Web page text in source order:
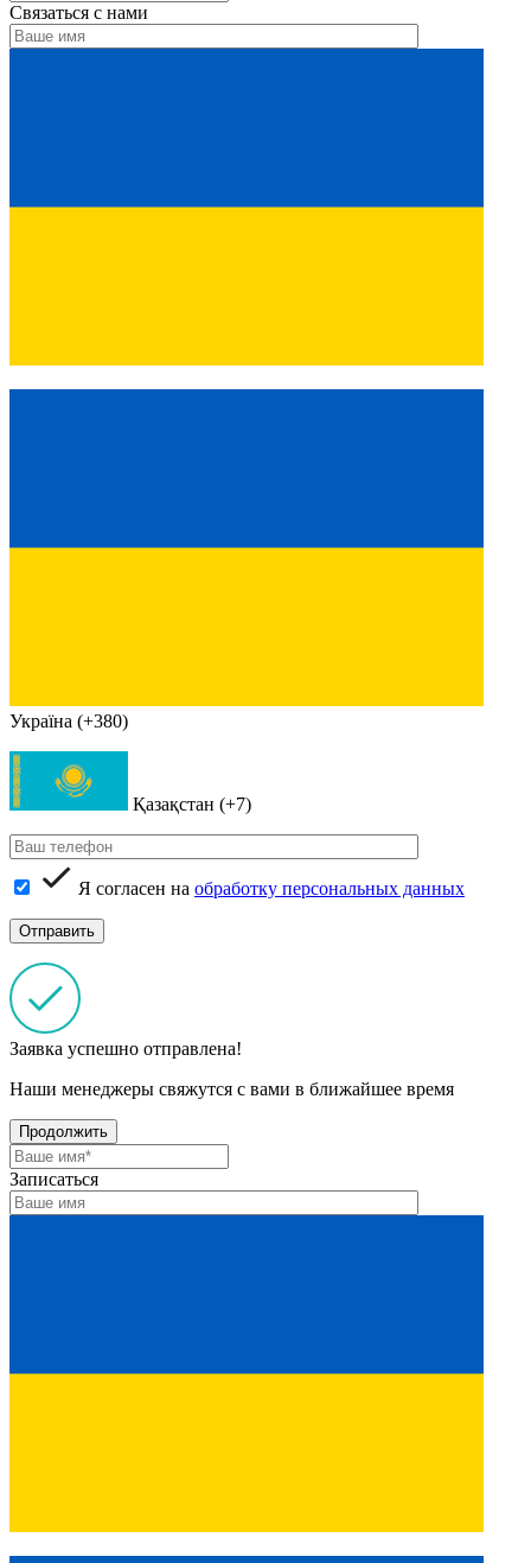
Связаться с нами
Україна (+380)
Қазақстан (+7)
Я согласен на обработку персональных данных
Заявка успешно отправлена!
Наши менеджеры свяжутся с вами в ближайшее время
Продолжить
Записаться